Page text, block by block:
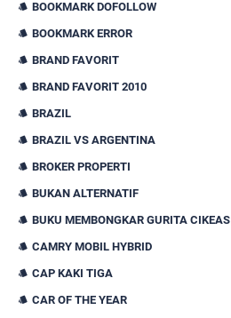
BOOKMARK DOFOLLOW
BOOKMARK ERROR
BRAND FAVORIT
BRAND FAVORIT 2010
BRAZIL
BRAZIL VS ARGENTINA
BROKER PROPERTI
BUKAN ALTERNATIF
BUKU MEMBONGKAR GURITA CIKEAS
CAMRY MOBIL HYBRID
CAP KAKI TIGA
CAR OF THE YEAR